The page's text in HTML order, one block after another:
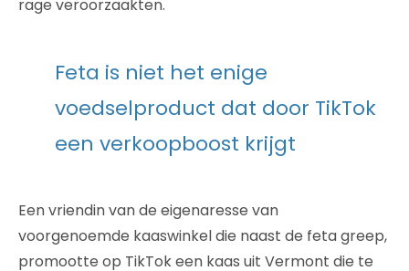
rage veroorzaakten.
Feta is niet het enige
voedselproduct dat door TikTok
een verkoopboost krijgt
Een vriendin van de eigenaresse van
voorgenoemde kaaswinkel die naast de feta greep,
promootte op TikTok een kaas uit Vermont die te